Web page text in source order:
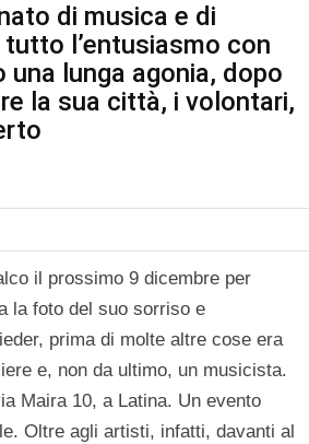
di musica e di
l’entusiasmo con
lunga agonia, dopo
la sua città, i volontari,
il prossimo 9 dicembre per
la foto del suo sorriso e
prima di molte altre cose era
e, non da ultimo, un musicista.
Maira 10, a Latina. Un evento
Oltre agli artisti, infatti, davanti al